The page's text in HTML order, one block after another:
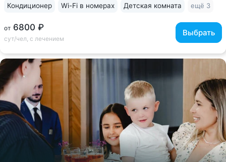
от 6800 ₽
сут/чел, с лечением
Выбрать
Кондиционер Wi-Fi в номерах Детская комната ещё 3